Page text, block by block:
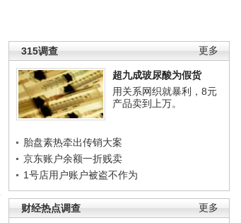
更多
315调查
超九成玻尿酸为假货
用关系网织就暴利，8元
产品卖到上万。
胎盘素热牵出传销大案
京东账户余额一折贱卖
1号店用户账户被盗不作为
更多
财经热点调查